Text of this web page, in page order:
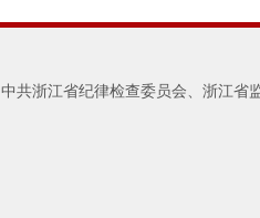
中共浙江省纪律检查委员会、浙江省